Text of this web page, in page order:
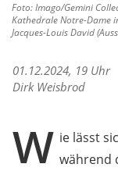
Foto: Imago/Gemini
Kathedrale Notre-Dame
Jacques-Louis David
01.12.2024, 19 Uhr
Dirk Weisbrod
W ie lässt
während